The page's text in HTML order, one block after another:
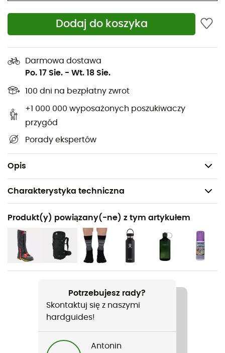
Dodaj do koszyka
Darmowa dostawa
Po. 17 Sie. - Wt. 18 Sie.
100 dni na bezpłatny zwrot
+1 000 000 wyposażonych poszukiwaczy
przygód
Porady ekspertów
Opis
termokompresowana,
Przyczepna i bezpieczna podeszwa Vibram® Foura
Trekking,
Waga: 1 590 g para.
są trwale wodoodporne, wiatroszczelne i niezwykle
oddychające. Membrana Gore-Tex zawiera ponad 1,4
miliarda porów na centymetr kwadratowy.
PodeszwaVibram®: Podeszwy Vibram wykonane są z
gumy, która zapewnia bardzo dużą przyczepność,
wodoodporność i odporność na ścieranie.
Charakterystyka techniczna
Polecane dla
Turystyka piesza / Trekking / Alpinizm
Rodzaj
Mężczyźni
Nazwa produktu
Produkt(y) powiązany(-ne) z tym artykułem
Potrzebujesz rady?
Skontaktuj się z naszymi
hardguides!
Antonin